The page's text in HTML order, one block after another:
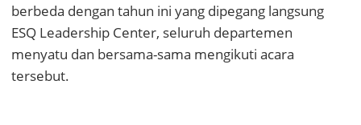
berbeda dengan tahun ini yang dipegang langsung
ESQ Leadership Center, seluruh departemen
menyatu dan bersama-sama mengikuti acara
tersebut.